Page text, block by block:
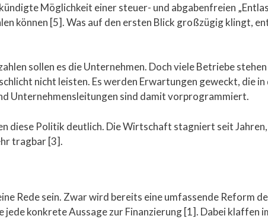
Möglichkeit einer steuer- und abgabenfreien
können [5]. Was auf den ersten Blick großzügig klingt,
sollen es die Unternehmen. Doch viele Betriebe
nicht leisten. Es werden Erwartungen geweckt, die
Unternehmensleitungen sind damit vorprogrammiert.
Politik deutlich. Die Wirtschaft stagniert seit
tragbar [3].
Rede sein. Zwar wird bereits eine umfassende Reform
konkrete Aussage zur Finanzierung [1]. Dabei klaffen